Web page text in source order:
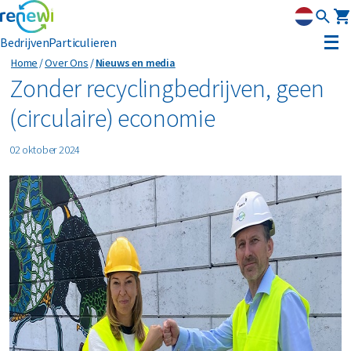
BedrijvenParticulieren
Strategie
Onze divisies
Geschiedenis
Innovatie
Duurzaamheid
Erkenning
Nieuws & media
Circular Reality Scan
Contact
Home Over Ons Nieuws en media
Zonder recyclingbedrijven, geen
(circulaire) economie
02 oktober 2024